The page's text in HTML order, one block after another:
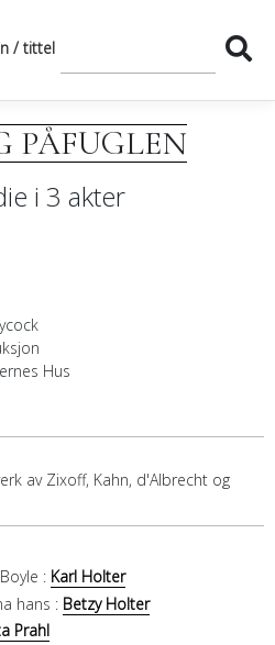
/ tittel
PÅFUGLEN
i 3 akter
Hus
av Zixoff, Kahn, d'Albrecht og
: Karl Holter
hans : Betzy Holter
Prahl